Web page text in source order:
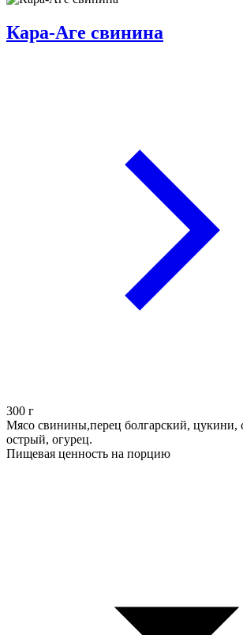
Кара-Аге свинина
300 г
Мясо свинины,перец болгарский, цукини,
острый, огурец.
Пищевая ценность на порцию